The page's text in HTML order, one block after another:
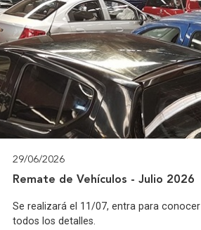
29/06/2026
Remate de Vehículos - Julio 2026
Se realizará el 11/07, entra para conocer
todos los detalles.